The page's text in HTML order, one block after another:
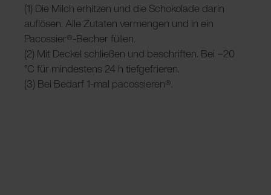
(1) Die Milch erhitzen und die Schokolade darin
auflösen. Alle Zutaten vermengen und in ein
Pacossier®-Becher füllen.
(2) Mit Deckel schließen und beschriften. Bei −20
°C für mindestens 24 h tiefgefrieren.
(3) Bei Bedarf 1-mal pacossieren®.